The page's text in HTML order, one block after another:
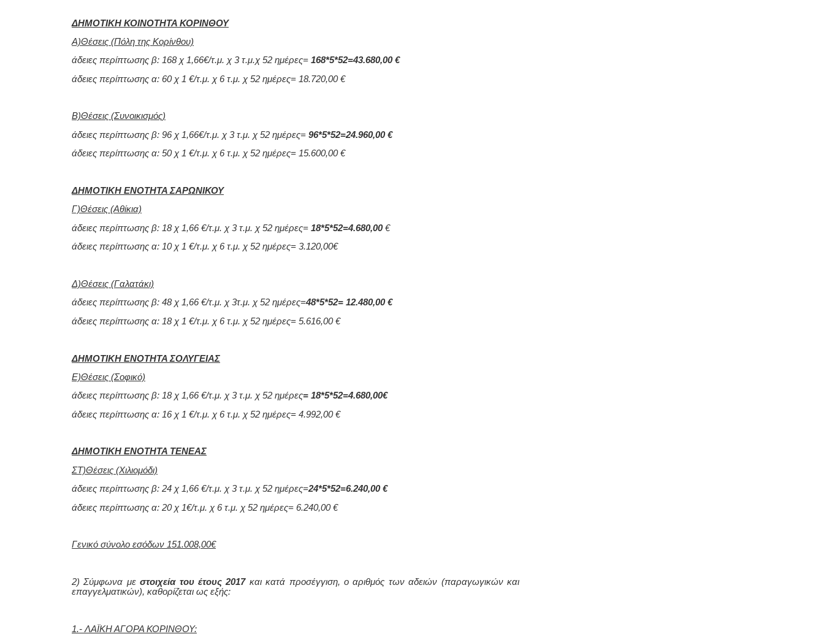
ΔΗΜΟΤΙΚΗ ΚΟΙΝΟΤΗΤΑ ΚΟΡΙΝΘΟΥ
Α)Θέσεις (Πόλη της Κορίνθου)
άδειες περίπτωσης β: 168 χ 1,66€/τ.μ. χ 3 τ.μ.χ 52 ημέρες= 168*5*52=43.680,00 €
άδειες περίπτωσης α: 60 χ 1 €/τ.μ. χ 6 τ.μ. χ 52 ημέρες= 18.720,00 €
Β)Θέσεις (Συνοικισμός)
άδειες περίπτωσης β: 96 χ 1,66€/τ.μ. χ 3 τ.μ. χ 52 ημέρες= 96*5*52=24.960,00 €
άδειες περίπτωσης α: 50 χ 1 €/τ.μ. χ 6 τ.μ. χ 52 ημέρες= 15.600,00 €
ΔΗΜΟΤΙΚΗ ΕΝΟΤΗΤΑ ΣΑΡΩΝΙΚΟΥ
Γ)Θέσεις (Αθίκια)
άδειες περίπτωσης β: 18 χ 1,66 €/τ.μ. χ 3 τ.μ. χ 52 ημέρες= 18*5*52=4.680,00€
άδειες περίπτωσης α: 10 χ 1 €/τ.μ. χ 6 τ.μ. χ 52 ημέρες= 3.120,00€
Δ)Θέσεις (Γαλατάκι)
άδειες περίπτωσης β: 48 χ 1,66 €/τ.μ. χ 3τ.μ. χ 52 ημέρες=48*5*52= 12.480,00 €
άδειες περίπτωσης α: 18 χ 1 €/τ.μ. χ 6 τ.μ. χ 52 ημέρες= 5.616,00 €
ΔΗΜΟΤΙΚΗ ΕΝΟΤΗΤΑ ΣΟΛΥΓΕΙΑΣ
Ε)Θέσεις (Σοφικό)
άδειες περίπτωσης β: 18 χ 1,66 €/τ.μ. χ 3 τ.μ. χ 52 ημέρες= 18*5*52=4.680,00€
άδειες περίπτωσης α: 16 χ 1 €/τ.μ. χ 6 τ.μ. χ 52 ημέρες= 4.992,00 €
ΔΗΜΟΤΙΚΗ ΕΝΟΤΗΤΑ ΤΕΝΕΑΣ
ΣΤ)Θέσεις (Χιλιομόδι)
άδειες περίπτωσης β: 24 χ 1,66 €/τ.μ. χ 3 τ.μ. χ 52 ημέρες=24*5*52=6.240,00 €
άδειες περίπτωσης α: 20 χ 1€/τ.μ. χ 6 τ.μ. χ 52 ημέρες= 6.240,00 €
Γενικό σύνολο εσόδων 151.008,00€
2) Σύμφωνα μεστοιχεία του έτους 2017 και κατά προσέγγιση, ο αριθμός των αδειών (παραγωγικών και
επαγγελματικών), καθορίζεται ως εξής:
1.- ΛΑΪΚΗ ΑΓΟΡΑ ΚΟΡΙΝΘΟΥ: